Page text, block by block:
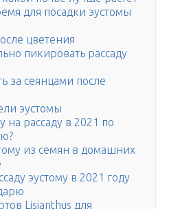
для посадки эустомы
цветения
пикировать рассаду
за сеянцами после
эустомы
на рассаду в 2021 по
из семян в домашних
эустому в 2021 году
Lisianthus для